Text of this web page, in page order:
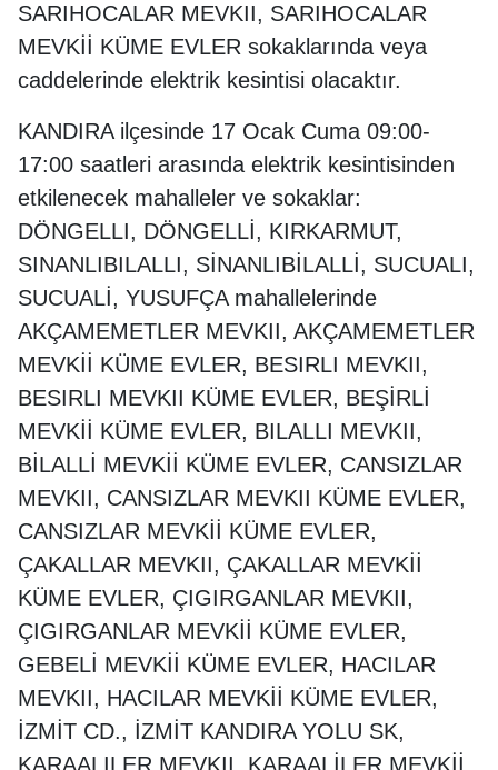
SARIHOCALAR MEVKII, SARIHOCALAR
MEVKİİ KÜME EVLER sokaklarında veya
caddelerinde elektrik kesintisi olacaktır.
KANDIRA ilçesinde 17 Ocak Cuma 09:00-
17:00 saatleri arasında elektrik kesintisinden
etkilenecek mahalleler ve sokaklar:
DÖNGELLI, DÖNGELLİ, KIRKARMUT,
SINANLIBILALLI, SİNANLIBİLALLİ, SUCUALI,
SUCUALİ, YUSUFÇA mahallelerinde
AKÇAMEMETLER MEVKII, AKÇAMEMETLER
MEVKİİ KÜME EVLER, BESIRLI MEVKII,
BESIRLI MEVKII KÜME EVLER, BEŞİRLİ
MEVKİİ KÜME EVLER, BILALLI MEVKII,
BİLALLİ MEVKİİ KÜME EVLER, CANSIZLAR
MEVKII, CANSIZLAR MEVKII KÜME EVLER,
CANSIZLAR MEVKİİ KÜME EVLER,
ÇAKALLAR MEVKII, ÇAKALLAR MEVKİİ
KÜME EVLER, ÇIGIRGANLAR MEVKII,
ÇIGIRGANLAR MEVKİİ KÜME EVLER,
GEBELİ MEVKİİ KÜME EVLER, HACILAR
MEVKII, HACILAR MEVKİİ KÜME EVLER,
İZMİT CD., İZMİT KANDIRA YOLU SK,
KARAALILER MEVKII, KARAALİLER MEVKİİ